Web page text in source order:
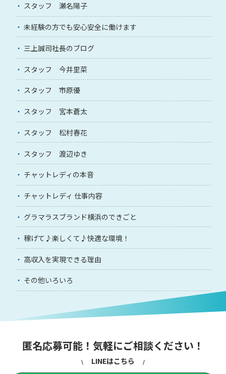
スタッフ 瀬名陽子
未経験の方でも安心安全に働けます
三上誠司社長のブログ
スタッフ 今井里菜
スタッフ 市原優
スタッフ 宮本蒼太
スタッフ 松村春花
スタッフ 渡辺ゆき
チャットレディの本音
チャットレディ 仕事内容
グラマラスブランド横浜のできごと
稼げて♪楽しくて♪快適な環境！
高収入を実現できる理由
その他いろいろ
匿名応募可能！気軽にご相談ください！
LINEはこちら